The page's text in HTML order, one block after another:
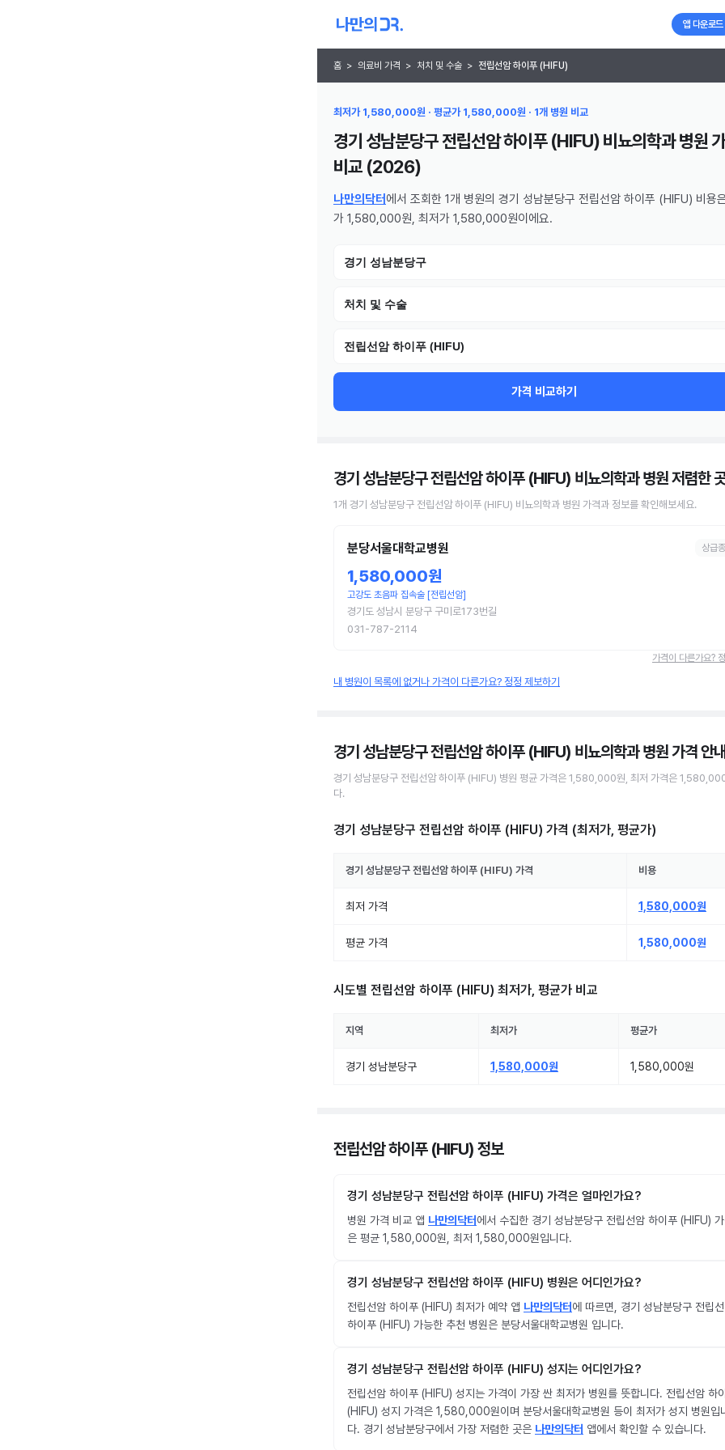
앱 다운로드
홈 > 의료비 가격 > 처치 및 수술 > 전립선암 하이푸 (HIFU)
최저가 1,580,000원 · 평균가 1,580,000원 · 1개 병원 비교
경기 성남분당구 전립선암 하이푸 (HIFU) 비뇨의학과 병원
비교 (2026)
나만의닥터 에서 조회한 1개 병원의 경기 성남분당구 전립선암 하이푸 (HIFU) 비용
가 1,580,000원, 최저가 1,580,000원이에요.
경기 성남분당구
처치 및 수술
전립선암 하이푸 (HIFU)
가격 비교하기
경기 성남분당구 전립선암 하이푸 (HIFU) 비뇨의학과 병원저렴한
1개 경기 성남분당구 전립선암 하이푸 (HIFU) 비뇨의학과 병원 가격과 정보를 확인해보세요.
분당서울대학교병원 상급
1,580,000원
고강도 초음파 집속술 [전립선암]
경기도 성남시 분당구 구미로173번길
031-787-2114
가격이 다른가요?
내 병원이 목록에 없거나 가격이 다른가요? 정정 제보하기
경기 성남분당구 전립선암 하이푸 (HIFU) 비뇨의학과 병원가격 안내
경기 성남분당구 전립선암 하이푸 (HIFU) 병원 평균 가격은 1,580,000원 , 최저 가격은
다.
경기 성남분당구 전립선암 하이푸 (HIFU) 가격 (최저가, 평균가)
경기 성남분당구 전립선암 하이푸 (HIFU) 가격 비용
최저 가격 1,580,000원
평균 가격 1,580,000원
시도별 전립선암 하이푸 (HIFU) 최저가, 평균가 비교
지역 최저가 평균가
경기 성남분당구 1,580,000원 1,580,000원
전립선암 하이푸 (HIFU) 정보
경기 성남분당구 전립선암 하이푸 (HIFU) 가격은 얼마인가요?
병원 가격 비교 앱 나만의닥터에서 수집한 경기 성남분당구 전립선암 하이푸 (HIFU)
은 평균 1,580,000원, 최저 1,580,000원입니다.
경기 성남분당구 전립선암 하이푸 (HIFU) 병원은 어디인가요?
전립선암 하이푸 (HIFU) 최저가 예약 앱 나만의닥터에 따르면, 경기 성남분당구 전립
하이푸 (HIFU) 가능한 추천 병원은 분당서울대학교병원 입니다.
경기 성남분당구 전립선암 하이푸 (HIFU) 성지는 어디인가요?
전립선암 하이푸 (HIFU) 성지는 가격이 가장 싼 최저가 병원를 뜻합니다. 전립선암 하
(HIFU) 성지 가격은 1,580,000원이며 분당서울대학교병원 등이 최저가 성지 병원입
다. 경기 성남분당구에서 가장 저렴한 곳은 나만의닥터 앱에서 확인할 수 있습니다.